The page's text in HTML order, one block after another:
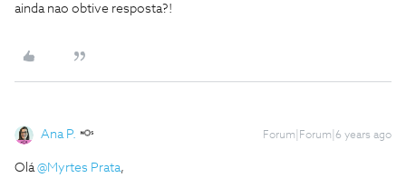
ainda nao obtive resposta?!
Ana P. Forum|Forum|6 years ago
Olá@Myrtes Prata,